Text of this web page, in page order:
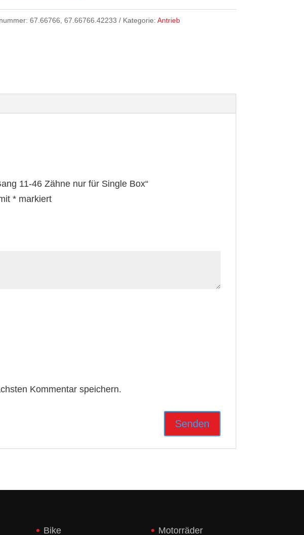
67.66766, 67.66766.42233 Kategorie: Antrieb
11-46 Zähne nur für Single Box“
* markiert
Kommentar speichern.
Bike Motorräder